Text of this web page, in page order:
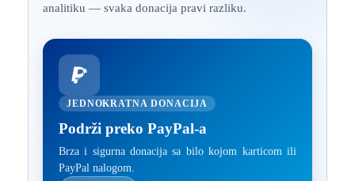
analitiku — svaka donacija pravi razliku.
JEDNOKRATNA DONACIJA
Podrži preko PayPal-a
Brza i sigurna donacija sa bilo kojom karticom ili
PayPal nalogom.